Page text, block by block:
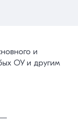
и
ОУ и другим